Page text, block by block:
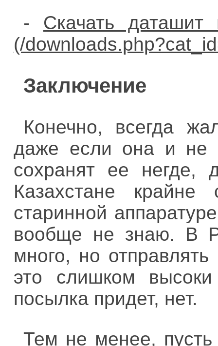
- Скачать
Заключение
Конечно, всегда
даже если она и не
сохранят ее
Казахстане
старинной
вообще не знаю. В
много, но
это слишком
посылка придет, нет.
Тем не менее,